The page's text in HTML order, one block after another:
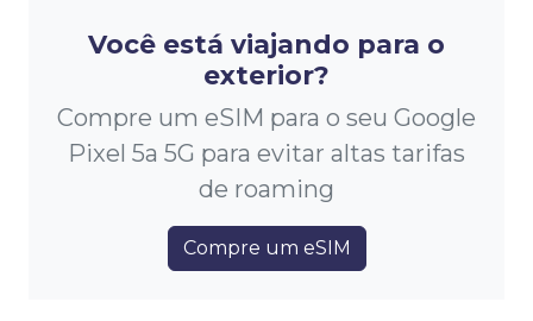
Você está viajando para o
exterior?
Compre um eSIM para o seu Google
Pixel 5a 5G para evitar altas tarifas
de roaming
Compre um eSIM